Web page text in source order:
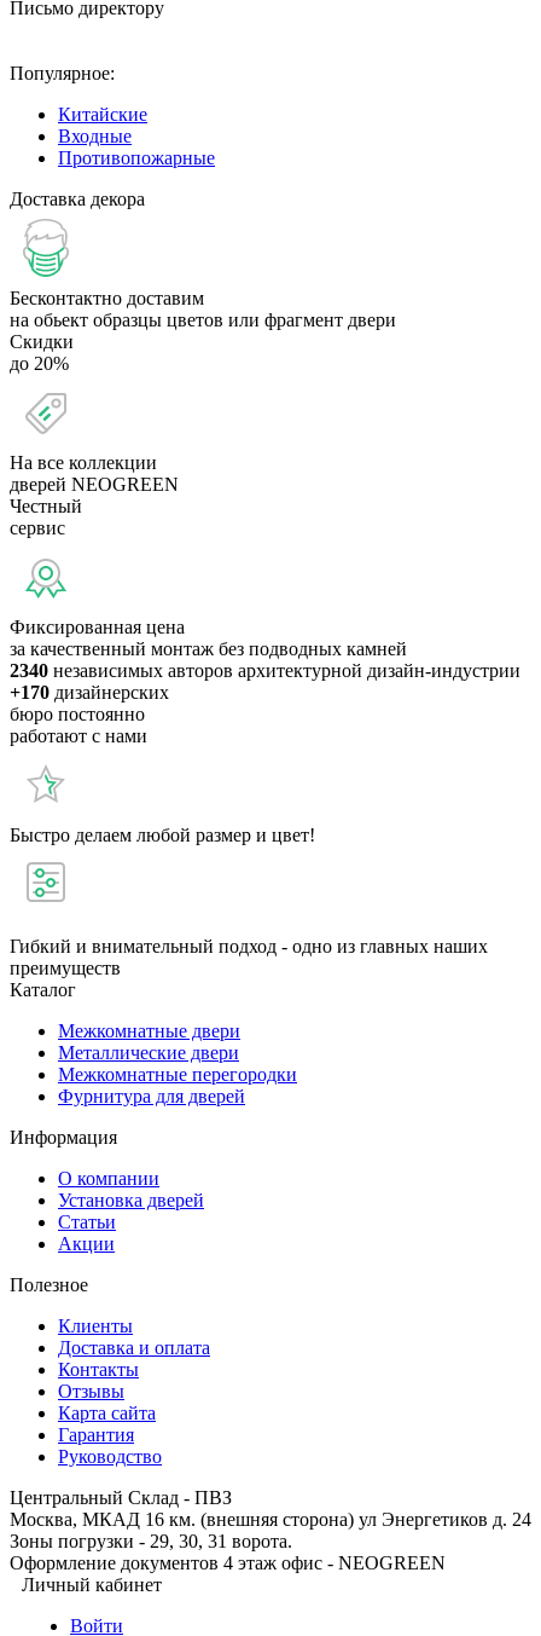
Письмо директору
Популярное:
Китайские
Входные
Противопожарные
Доставка декора
Бесконтактно доставим
на обьект образцы цветов или фрагмент двери
Скидки
до 20%
На все коллекции
дверей NEOGREEN
Честный
сервис
Фиксированная цена
за качественный монтаж без подводных камней
2340 независимых авторов архитектурной дизайн-индустрии
+170 дизайнерских
бюро постоянно
работают с нами
Быстро делаем любой размер и цвет!
Гибкий и внимательный подход - одно из главных наших
преимуществ
Каталог
Межкомнатные двери
Металлические двери
Межкомнатные перегородки
Фурнитура для дверей
Информация
О компании
Установка дверей
Статьи
Акции
Полезное
Клиенты
Доставка и оплата
Контакты
Отзывы
Карта сайта
Гарантия
Руководство
Центральный Склад - ПВЗ
Москва, МКАД 16 км. (внешняя сторона) ул Энергетиков д. 24
Зоны погрузки - 29, 30, 31 ворота.
Оформление документов 4 этаж офис - NEOGREEN
Личный кабинет
Войти